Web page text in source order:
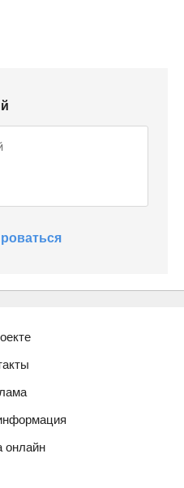
онлайн